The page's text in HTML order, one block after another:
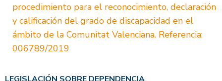
procedimiento para el reconocimiento, declaración
y calificación del grado de discapacidad en el
ámbito de la Comunitat Valenciana. Referencia:
006789/2019